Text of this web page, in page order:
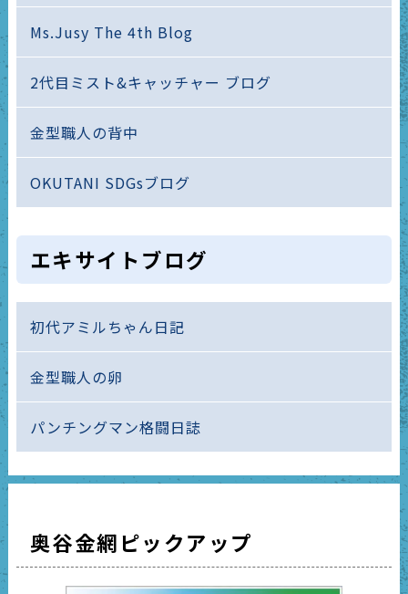
Ms.Jusy The 4th Blog
2代目ミスト&キャッチャー ブログ
金型職人の背中
OKUTANI SDGsブログ
エキサイトブログ
初代アミルちゃん日記
金型職人の卵
パンチングマン格闘日誌
奥谷金網ピックアップ